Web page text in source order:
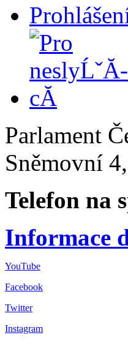
Parlament
Sněmovní
Telefon na
Informace
YouTube
Facebook
Twitter
Instagram